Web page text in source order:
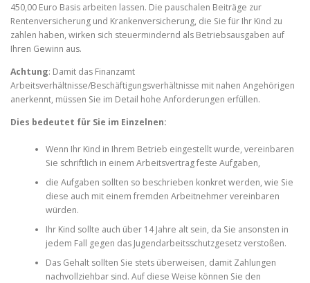
450,00 Euro Basis arbeiten lassen. Die pauschalen Beiträge zur
Rentenversicherung und Krankenversicherung, die Sie für Ihr Kind zu
zahlen haben, wirken sich steuermindernd als Betriebsausgaben auf
Ihren Gewinn aus.
Achtung: Damit das Finanzamt
Arbeitsverhältnisse/Beschäftigungsverhältnisse mit nahen Angehörigen
anerkennt, müssen Sie im Detail hohe Anforderungen erfüllen.
Dies bedeutet für Sie im Einzelnen:
Wenn Ihr Kind in Ihrem Betrieb eingestellt wurde, vereinbaren
Sie schriftlich in einem Arbeitsvertrag feste Aufgaben,
die Aufgaben sollten so beschrieben konkret werden, wie Sie
diese auch mit einem fremden Arbeitnehmer vereinbaren
würden.
Ihr Kind sollte auch über 14 Jahre alt sein, da Sie ansonsten in
jedem Fall gegen das Jugendarbeitsschutzgesetz verstoßen.
Das Gehalt sollten Sie stets überweisen, damit Zahlungen
nachvollziehbar sind. Auf diese Weise können Sie den